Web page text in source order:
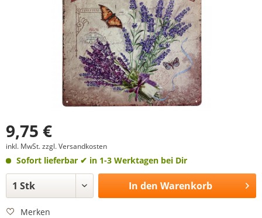
9,75 €
inkl. MwSt.zzgl. Versandkosten
Sofort lieferbar ✔ in 1-3 Werktagen bei Dir
In den Warenkorb
Merken